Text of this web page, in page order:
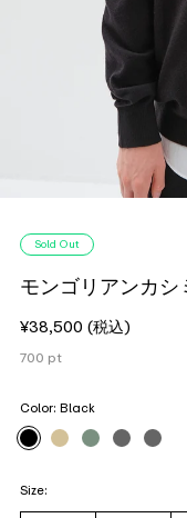
Sold Out
モンゴリアンカ
¥38,500 (税込)
700 pt
Color: Black
Size: